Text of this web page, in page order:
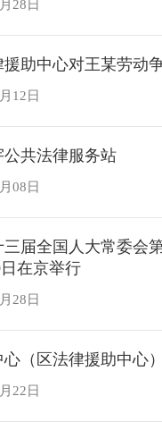
28日
助中心对王某劳动
12日
共法律服务站
08日
届全国人大常委会
在京举行
28日
心（区法律援助中心
22日